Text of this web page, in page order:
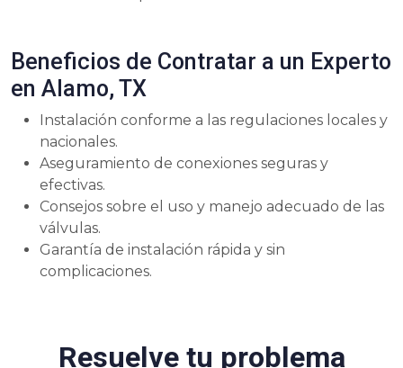
Beneficios de Contratar a un Experto
en Alamo, TX
Instalación conforme a las regulaciones locales y
nacionales.
Aseguramiento de conexiones seguras y
efectivas.
Consejos sobre el uso y manejo adecuado de las
válvulas.
Garantía de instalación rápida y sin
complicaciones.
Resuelve tu problema